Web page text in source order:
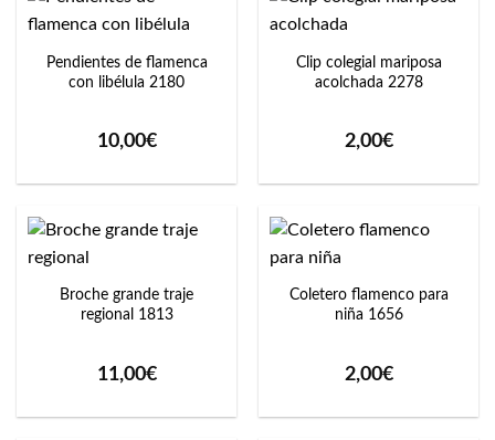
Pendientes de flamenca
con libélula 2180
10,00€
Clip colegial mariposa
acolchada 2278
2,00€
Broche grande traje
regional 1813
11,00€
Coletero flamenco para
niña 1656
2,00€